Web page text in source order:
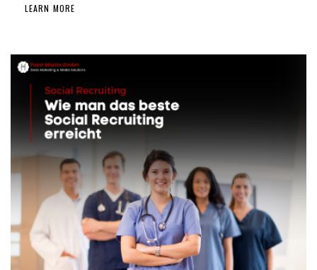
LEARN MORE